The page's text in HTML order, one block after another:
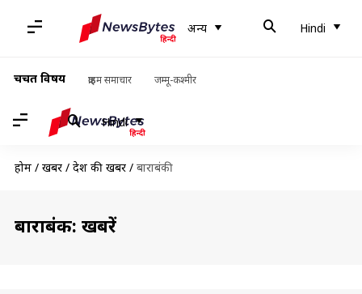
अन्य Hindi
चर्चित विषय क्राइम समाचार जम्मू-कश्मीर
Hindi
होम / खबरें / देश की खबरें / बाराबंकी
बाराबंकी: खबरें